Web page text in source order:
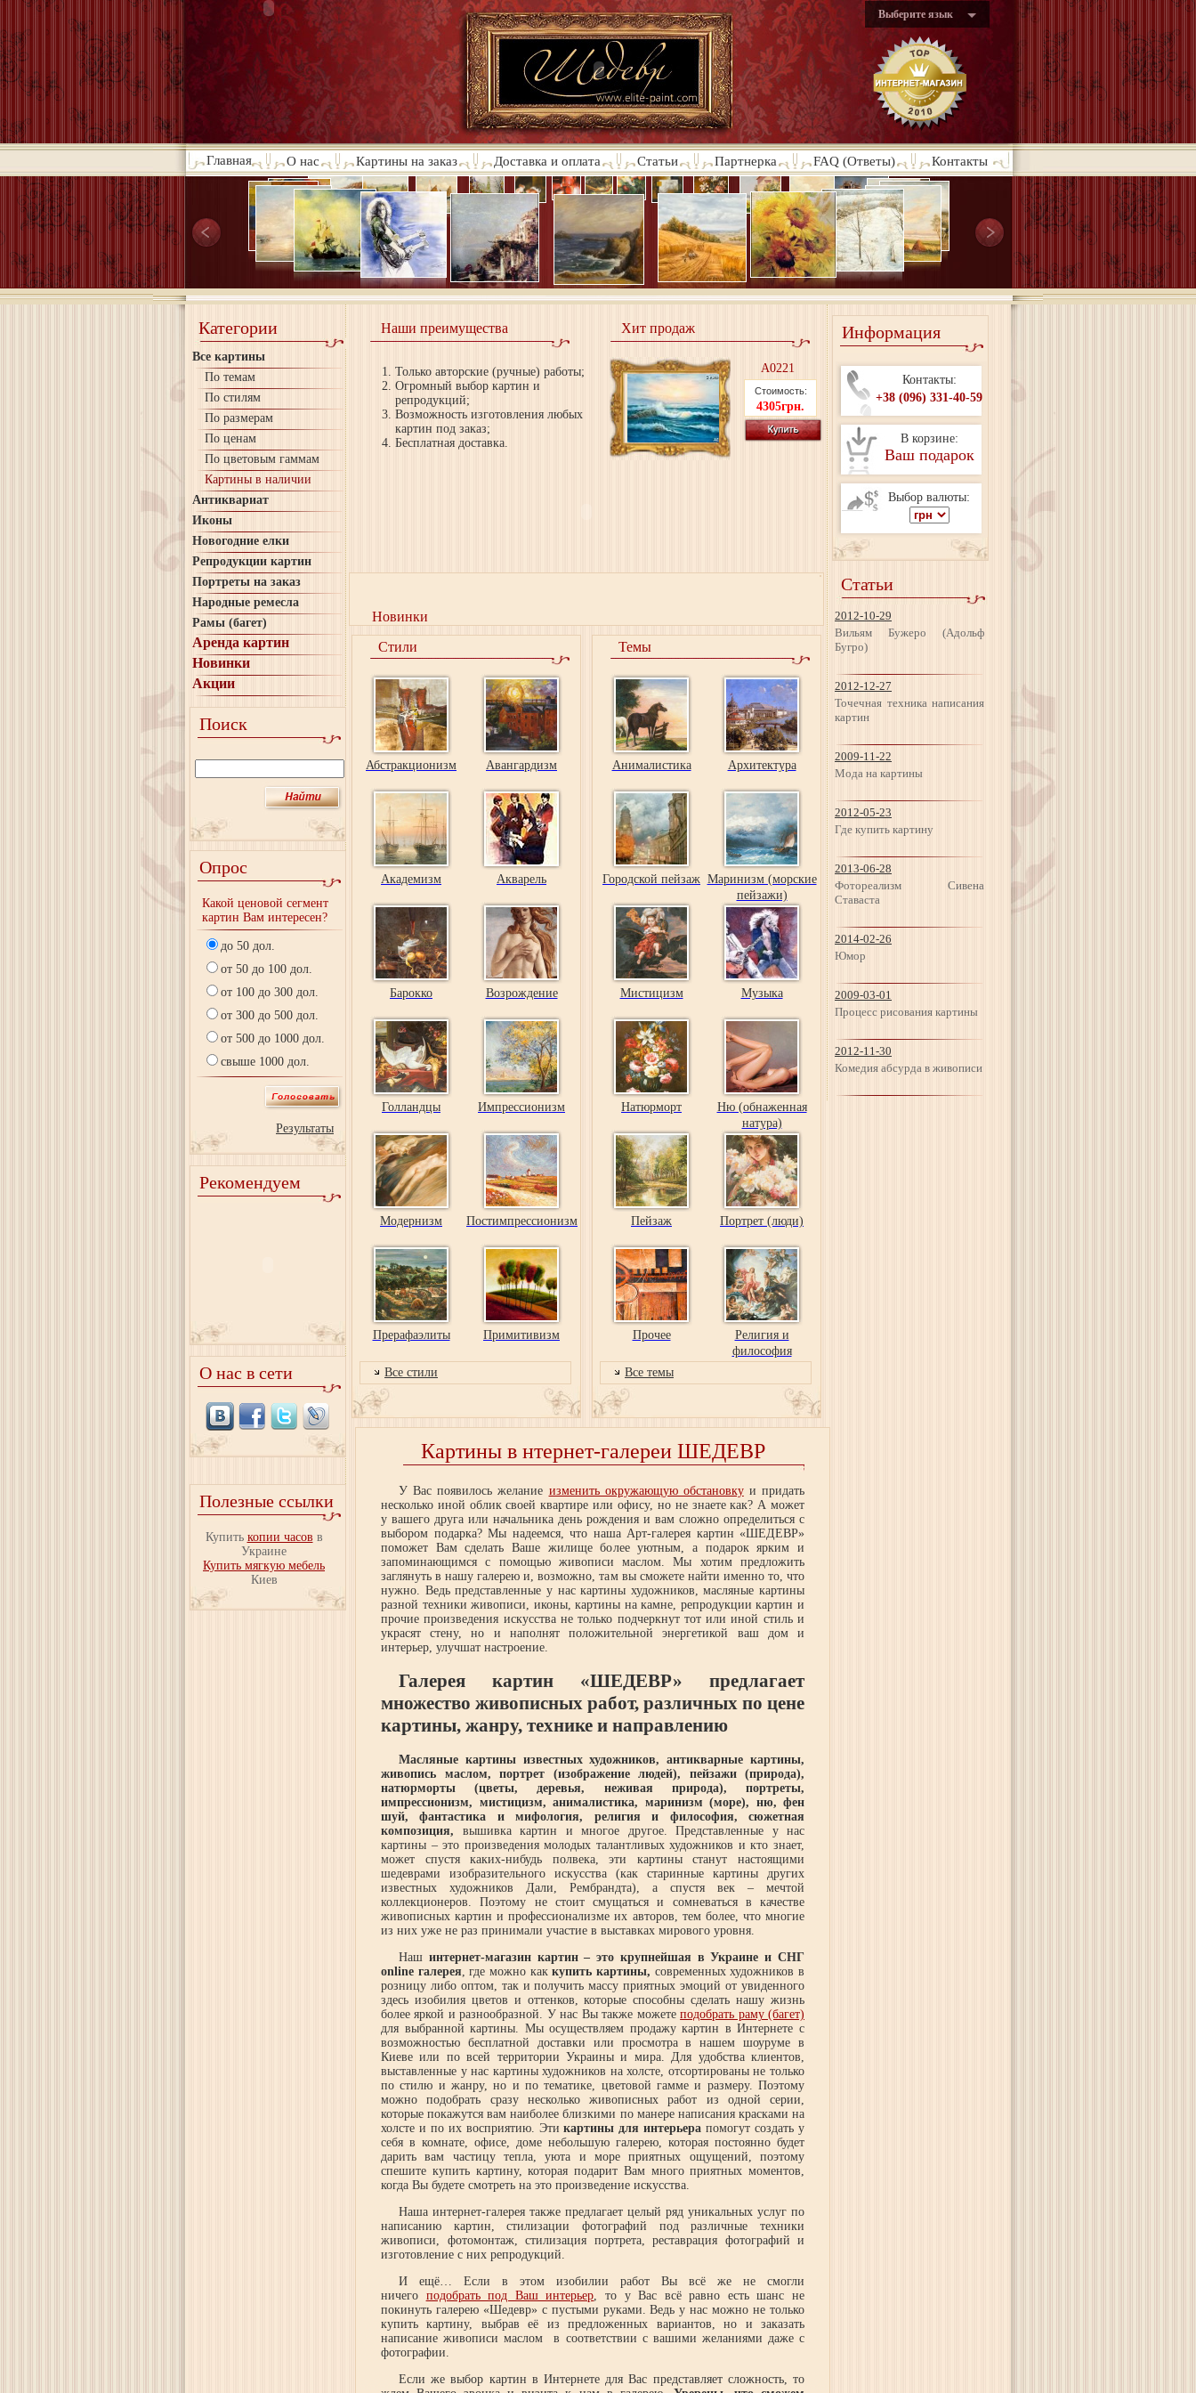
Выберите язык
Главная О нас Картины на заказ Доставка и оплата Статьи Партнерка FAQ (Ответы) Контакты
Категории
Все картины
По темам
По стилям
По размерам
По ценам
По цветовым гаммам
Картины в наличии
Антиквариат
Иконы
Новогодние елки
Репродукции картин
Портреты на заказ
Народные ремесла
Рамы (багет)
Аренда картин
Новинки
Акции
Поиск
Опрос
Какой ценовой сегмент
картин Вам интересен?
до 50 дол.
от 50 до 100 дол.
от 100 до 300 дол.
от 300 до 500 дол.
от 500 до 1000 дол.
свыше 1000 дол.
Результаты
Рекомендуем
О нас в сети
Полезные ссылки
Купить копии часов в
Украине
Купить мягкую мебель
Киев
Наши преимущества
Только авторские (ручные) работы;
Огромный выбор картин и
репродукций;
Возможность изготовления любых
картин под заказ;
Бесплатная доставка.
Хит продаж
A0221
Стоимость:
4305грн.
Новинки
Стили
Абстракционизм Авангардизм
Академизм Акварель
Барокко Возрождение
Голландцы Импрессионизм
Модернизм Постимпрессионизм
Прерафаэлиты Примитивизм
Все стили
Темы
Анималистика Архитектура
Городской пейзаж Маринизм (морские
пейзажи)
Мистицизм Музыка
Натюрморт
Ню (обнаженная
натура)
Пейзаж Портрет (люди)
Прочее
Религия и
философия
Все темы
Картины в нтернет-галереи ШЕДЕВР
У Вас появилось желание изменить окружающую обстановкуи придать
несколько иной облик своей квартире или офису, но не знаете как? А может
у вашего друга или начальника день рождения и вам сложно определиться с
выбором подарка? Мы надеемся, что наша Арт-галерея картин «ШЕДЕВР»
поможет Вам сделать Ваше жилище более уютным, а подарок ярким и
запоминающимся с помощью живописи маслом. Мы хотим предложить
заглянуть в нашу галерею и, возможно, там вы сможете найти именно то, что
нужно. Ведь представленные у нас картины художников, масляные картины
разной техники живописи, иконы, картины на камне, репродукции картин и
прочие произведения искусства не только подчеркнут тот или иной стиль и
украсят стену, но и наполнят положительной энергетикой ваш дом и
интерьер, улучшат настроение.
Галерея картин «ШЕДЕВР» предлагает
множество живописных работ, различных по цене
картины, жанру, технике и направлению
Масляные картины известных художников, антикварные картины,
живопись маслом, портрет (изображение людей), пейзажи (природа),
натюрморты (цветы, деревья, неживая природа), портреты,
импрессионизм, мистицизм, анималистика, маринизм (море), ню, фен
шуй, фантастика и мифология, религия и философия, сюжетная
композиция, вышивка картин и многое другое. Представленные у нас
картины – это произведения молодых талантливых художников и кто знает,
может спустя каких-нибудь полвека, эти картины станут настоящими
шедеврами изобразительного искусства (как старинные картины других
известных художников Дали, Рембрандта), а спустя век – мечтой
коллекционеров. Поэтому не стоит смущаться и сомневаться в качестве
живописных картин и профессионализме их авторов, тем более, что многие
из них уже не раз принимали участие в выставках мирового уровня.
Наш интернет-магазин картин – это крупнейшая в Украине и СНГ
online галерея , где можно каккупить картины, современных художников в
розницу либо оптом, так и получить массу приятных эмоций от увиденного
здесь изобилия цветов и оттенков, которые способны сделать нашу жизнь
более яркой и разнообразной. У нас Вы также можетеподобрать раму (багет)
для выбранной картины. Мы осуществляем продажу картин в Интернете с
возможностью бесплатной доставки или просмотра в нашем шоуруме в
Киеве или по всей территории Украины и мира. Для удобства клиентов,
выставленные у нас картины художников на холсте, отсортированы не только
по стилю и жанру, но и по тематике, цветовой гамме и размеру. Поэтому
можно подобрать сразу несколько живописных работ из одной серии,
которые покажутся вам наиболее близкими по манере написания красками на
холсте и по их восприятию. Этикартины для интерьера помогут создать у
себя в комнате, офисе, доме небольшую галерею, которая постоянно будет
дарить вам частицу тепла, уюта и море приятных ощущений, поэтому
спешите купить картину, которая подарит Вам много приятных моментов,
когда Вы будете смотреть на это произведение искусства.
Наша интернет-галерея также предлагает целый ряд уникальных услуг по
написанию картин, стилизации фотографий под различные техники
живописи, фотомонтаж, стилизация портрета, реставрация фотографий и
изготовление с них репродукций.
И ещё… Если в этом изобилии работ Вы всё же не смогли
ничего подобрать под Ваш интерьер , то у Вас всё равно есть шанс не
покинуть галерею «Шедевр» с пустыми руками. Ведь у нас можно не только
купить картину, выбрав её из предложенных вариантов, но и заказать
написание живописи маслом в соответствии с вашими желаниями даже с
фотографии.
Если же выбор картин в Интернете для Вас представляет сложность, то
Информация
Контакты:
+38 (096) 331-40-59
В корзине:
Ваш подарок
Выбор валюты:
Статьи
2012-10-29
Вильям Бужеро (Адольф
Бугро)
2012-12-27
Точечная техника написания
картин
2009-11-22
Мода на картины
2012-05-23
Где купить картину
2013-06-28
Фотореализм Сивена
Ставаста
2014-02-26
Юмор
2009-03-01
Процесс рисования картины
2012-11-30
Комедия абсурда в живописи